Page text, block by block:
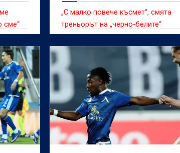
сме“
„С малко повече късмет“, смята
треньорът на „черно-белите“